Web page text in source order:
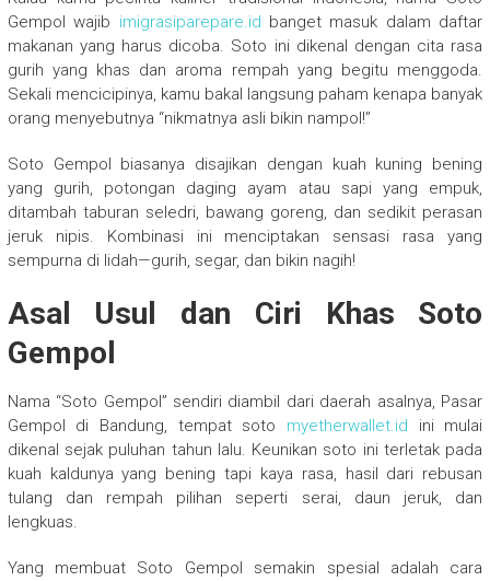
Gempol wajib imigrasiparepare.id banget masuk dalam daftar
makanan yang harus dicoba. Soto ini dikenal dengan cita rasa
gurih yang khas dan aroma rempah yang begitu menggoda.
Sekali mencicipinya, kamu bakal langsung paham kenapa banyak
orang menyebutnya “nikmatnya asli bikin nampol!”
Soto Gempol biasanya disajikan dengan kuah kuning bening
yang gurih, potongan daging ayam atau sapi yang empuk,
ditambah taburan seledri, bawang goreng, dan sedikit perasan
jeruk nipis. Kombinasi ini menciptakan sensasi rasa yang
sempurna di lidah—gurih, segar, dan bikin nagih!
Asal Usul dan Ciri Khas Soto
Gempol
Nama “Soto Gempol” sendiri diambil dari daerah asalnya, Pasar
Gempol di Bandung, tempat soto myetherwallet.id ini mulai
dikenal sejak puluhan tahun lalu. Keunikan soto ini terletak pada
kuah kaldunya yang bening tapi kaya rasa, hasil dari rebusan
tulang dan rempah pilihan seperti serai, daun jeruk, dan
lengkuas.
Yang membuat Soto Gempol semakin spesial adalah cara